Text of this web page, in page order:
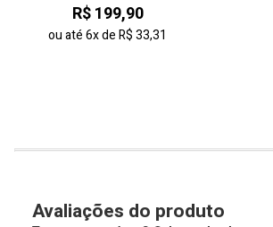
R$ 199,90
ou até6xdeR$ 33,31
Avaliações do produto